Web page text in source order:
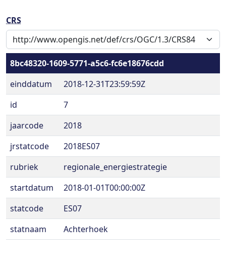
CRS
8bc48320-1609-5771-a5c6-fc6e18676cdd
einddatum
2018-12-31T23:59:59Z
id
7
jaarcode
2018
jrstatcode
2018ES07
rubriek
regionale_energiestrategie
startdatum
2018-01-01T00:00:00Z
statcode
ES07
statnaam
Achterhoek